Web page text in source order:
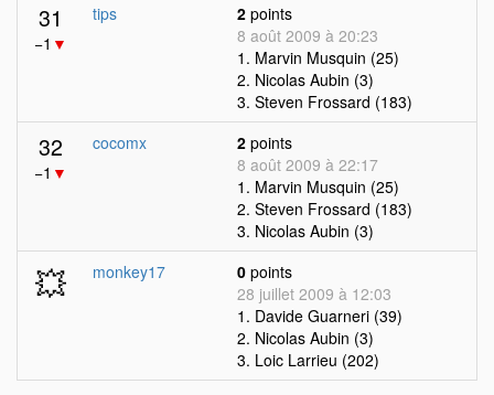
31
−1 ▼
tips 2 points
8 août 2009 à 20:23
1. Marvin Musquin (25)
2. Nicolas Aubin (3)
3. Steven Frossard (183)
32
−1 ▼
cocomx 2 points
8 août 2009 à 22:17
1. Marvin Musquin (25)
2. Steven Frossard (183)
3. Nicolas Aubin (3)
💥 monkey17 0 points
28 juillet 2009 à 12:03
1. Davide Guarneri (39)
2. Nicolas Aubin (3)
3. Loic Larrieu (202)